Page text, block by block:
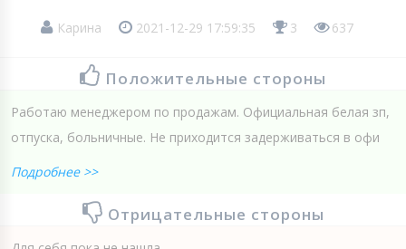
Карина 2021-12-29 17:59:35 3 637
Положительные стороны
Работаю менеджером по продажам. Официальная белая зп,
отпуска, больничные. Не приходится задерживаться в офи
Подробнее >>
Отрицательные стороны